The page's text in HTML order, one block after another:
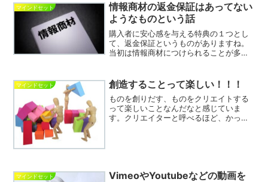
マインドセット
情報商材の返金保証はあってない
ようなものという話
購入者に安心感を与える特典の１つとし
て、返金保証というものがありますね。
当初は情報商材につけられることが多か
な特典です。商品を買う側にしてみれ
ば、返金保証があることで、...
マインドセット 創造することって楽しい！！！
ものを創りだす、ものをクリエイトする
って楽しいことなんだなと感じていま
す。クリエイターと呼べるほど、かっこ
マインドセット
VimeoやYoutubeなどの動画を